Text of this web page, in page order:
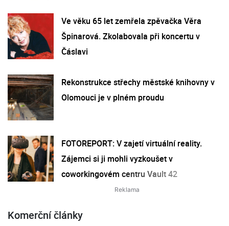
Ve věku 65 let zemřela zpěvačka Věra
Špinarová. Zkolabovala při koncertu v
Čáslavi
Rekonstrukce střechy městské knihovny v
Olomouci je v plném proudu
FOTOREPORT: V zajetí virtuální reality.
Zájemci si ji mohli vyzkoušet v
coworkingovém centru Vault 42
Komerční články